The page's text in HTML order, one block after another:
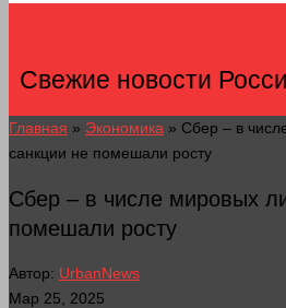
Свежие новости
Главная » Экономика » Сбер – в
санкции не помешали росту
Сбер – в числе мировых
помешали росту
Автор: UrbanNews
Мар 25, 2025